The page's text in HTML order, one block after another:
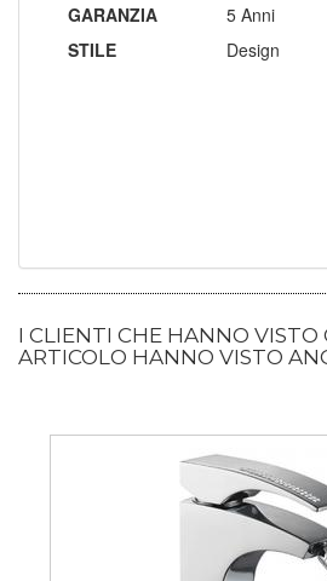
GARANZIA
5 Anni
STILE
Design
I CLIENTI CHE HANNO VISTO
ARTICOLO HANNO VISTO